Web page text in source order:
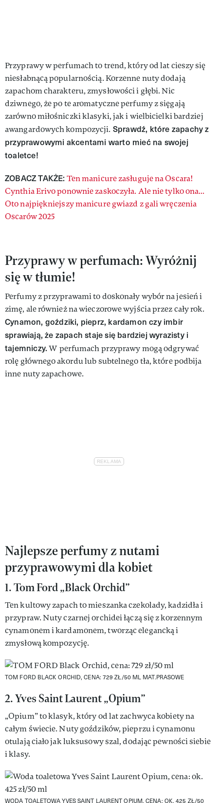
Przyprawy w perfumach to trend, który od lat cieszy się
niesłabnącą popularnością. Korzenne nuty dodają
zapachom charakteru, zmysłowości i głębi. Nic
dziwnego, że po te aromatyczne perfumy z sięgają
zarówno miłośniczki klasyki, jak i wielbicielki bardziej
awangardowych kompozycji. Sprawdź, które zapachy z
przyprawowymi akcentami warto mieć na swojej
toaletce!
ZOBACZ TAKŻE: Ten manicure zasługuje na Oscara!
Cynthia Erivo ponownie zaskoczyła. Ale nie tylko ona...
Oto najpiękniejszy manicure gwiazd z gali wręczenia
Oscarów 2025
Przyprawy w perfumach: Wyróżnij
się w tłumie!
Perfumy z przyprawami to doskonały wybór na jesień i
zimę, ale również na wieczorowe wyjścia przez cały rok.
Cynamon, goździki, pieprz, kardamon czy imbir
sprawiają, że zapach staje się bardziej wyrazisty i
tajemniczy.W perfumach przyprawy mogą odgrywać
rolę głównego akordu lub subtelnego tła, które podbija
inne nuty zapachowe.
Najlepsze perfumy z nutami
przyprawowymi dla kobiet
1. Tom Ford „Black Orchid”
Ten kultowy zapach to mieszanka czekolady, kadzidła i
przypraw. Nuty czarnej orchidei łączą się z korzennym
cynamonem i kardamonem, tworząc elegancką i
zmysłową kompozycję.
TOM FORD BLACK ORCHID, CENA: 729 ZŁ/50 ML MAT.PRASOWE
2. Yves Saint Laurent „Opium”
„Opium” to klasyk, który od lat zachwyca kobiety na
całym świecie. Nuty goździków, pieprzu i cynamonu
otulają ciało jak luksusowy szal, dodając pewności siebie
i klasy.
WODA TOALETOWA YVES SAINT LAURENT OPIUM, CENA: OK. 425 ZŁ/50